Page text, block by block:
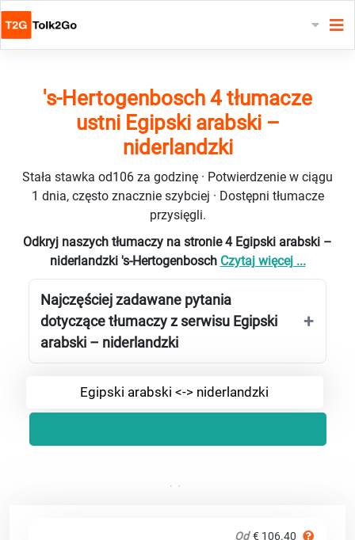
's-Hertogenbosch 4 tłumacze
ustni Egipski arabski –
niderlandzki
Stała stawka od106 za godzinę · Potwierdzenie w ciągu
1 dnia, często znacznie szybciej · Dostępni tłumacze
przysięgli.
Odkryj naszych tłumaczy na stronie 4 Egipski arabski –
niderlandzki 's-Hertogenbosch Czytaj więcej ...
Najczęściej zadawane pytania
dotyczące tłumaczy z serwisu Egipski
arabski – niderlandzki
Egipski arabski <-> niderlandzki
Od € 106.40